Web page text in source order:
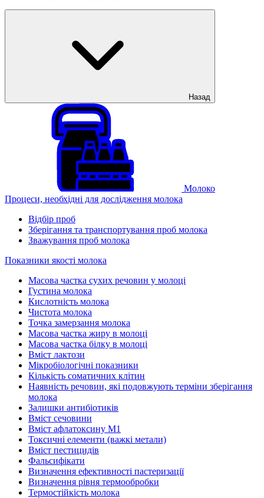
Назад
Молоко
Процеси, необхідні для дослідження молока
Відбір проб
Зберігання та транспортування проб молока
Зважування проб молока
Показники якості молока
Масова частка сухих речовин у молоці
Густина молока
Кислотність молока
Чистота молока
Точка замерзання молока
Масова частка жиру в молоці
Масова частка білку в молоці
Вміст лактози
Мікробіологічні показники
Кількість соматичних клітин
Наявність речовин, які подовжують терміни зберігання
молока
Залишки антибіотиків
Вміст сечовини
Вміст афлатоксину М1
Токсичні елементи (важкі метали)
Вміст пестицидів
Фальсифікати
Визначення ефективності пастеризації
Визначення рівня термообробки
Термостійкість молока